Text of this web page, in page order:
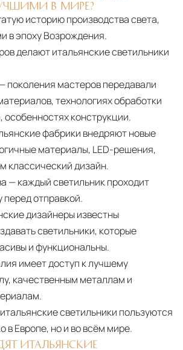
В МИРЕ?
историю производства света,
в эпоху Возрождения.
делают итальянские светильники
поколения мастеров передавали
технологиях обработки
особенностях конструкции.
фабрики внедряют новые
материалы, LED-решения,
классический дизайн.
— каждый светильник проходит
перед отправкой.
дизайнеры известны
светильники, которые
и функциональны.
имеет доступ к лучшему
качественным металлам и
светильники пользуются
в Европе, но и во всём мире.
ИТАЛЬЯНСКИЕ